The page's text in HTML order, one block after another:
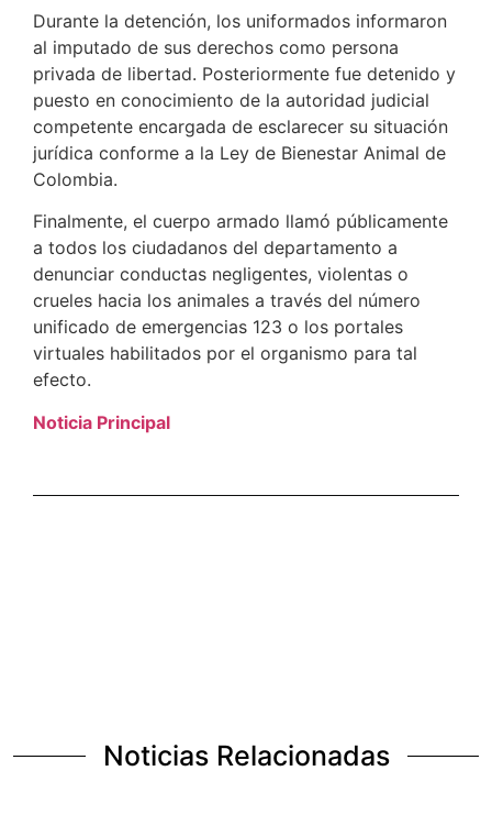
Durante la detención, los uniformados informaron
al imputado de sus derechos como persona
privada de libertad. Posteriormente fue detenido y
puesto en conocimiento de la autoridad judicial
competente encargada de esclarecer su situación
jurídica conforme a la Ley de Bienestar Animal de
Colombia.
Finalmente, el cuerpo armado llamó públicamente
a todos los ciudadanos del departamento a
denunciar conductas negligentes, violentas o
crueles hacia los animales a través del número
unificado de emergencias 123 o los portales
virtuales habilitados por el organismo para tal
efecto.
Noticia Principal
Noticias Relacionadas